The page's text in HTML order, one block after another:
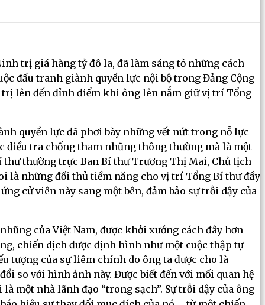
trị giá hàng tỷ đô la, đã làm sáng tỏ những cách
đấu tranh giành quyền lực nội bộ trong Đảng Cộng
trị lên đến đỉnh điểm khi ông lên nắm giữ vị trí Tổng
quyền lực đã phơi bày những vết nứt trong nỗ lực
điều tra chống tham nhũng thông thường mà là một
thường trực Ban Bí thư Trương Thị Mai, Chủ tịch
là những đối thủ tiềm năng cho vị trí Tổng Bí thư đầy
cử viên này sang một bên, đảm bảo sự trỗi dậy của
của Việt Nam, được khởi xướng cách đây hơn
chiến dịch được định hình như một cuộc thập tự
tượng của sự liêm chính do ông ta được cho là
so với hình ảnh này. Được biết đến với mối quan hệ
một nhà lãnh đạo “trong sạch”. Sự trỗi dậy của ông